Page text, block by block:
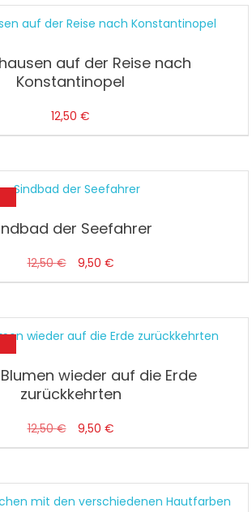
auf der Reise nach
Konstantinopel
12,50 €
der Seefahrer
12,50€
Ursprünglicher
Preis
12,50 €
9,50 €Aktueller
Preis
9,50 €.
wieder auf die Erde
zurückkehrten
12,50€
Ursprünglicher
Preis
12,50 €
9,50 €Aktueller
Preis
9,50 €.